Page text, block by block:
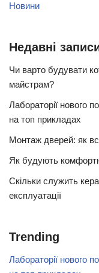
Новини
Недавні
Чи варто будувати
майстрам?
Лабораторії нового
на топ прикладах
Монтаж дверей: як
Як будують
Скільки служить
експлуатації
Trending
Лабораторії нового